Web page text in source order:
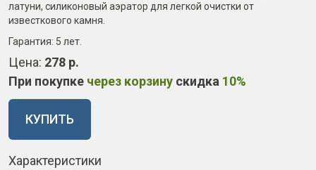
латуни, силиконовый аэратор для легкой очистки от
известкового камня.
Гарантия: 5 лет
Цена: 278 р.
При покупке через корзину скидка 10%
КУПИТЬ
Характеристики